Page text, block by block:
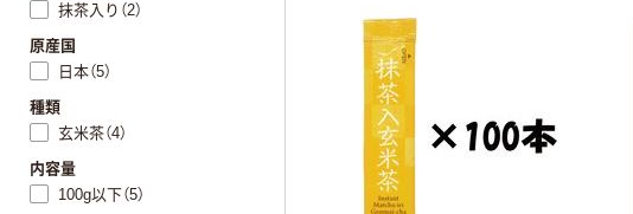
抹茶入り（2）
原産国
日本（5）
種類
玄米茶（4）
内容量
100g以下（5）